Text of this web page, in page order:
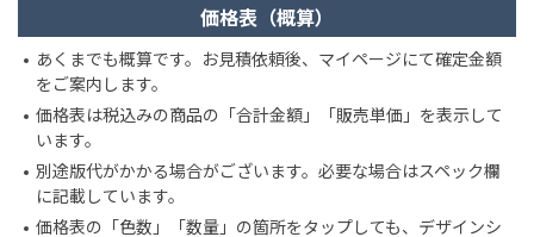
価格表（概算）
あくまでも概算です。お見積依頼後、マイページにて確定金額
をご案内します。
価格表は税込みの商品の「合計金額」「販売単価」を表示して
います。
別途版代がかかる場合がございます。必要な場合はスペック欄
に記載しています。
価格表の「色数」「数量」の箇所をタップしても、デザインシ